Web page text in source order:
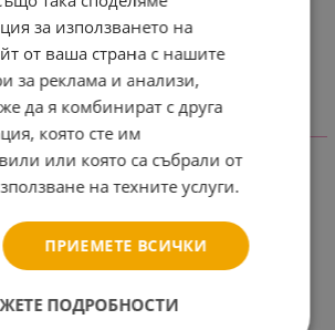
и МЛЯКО
за използването на
от ваша страна с нашите
за реклама и анализи,
да я комбинират с друга
която сте им
или която са събрали от
на техните услуги.
ПРИЕМЕТЕ ВСИЧКИ
ПОДРОБНОСТИ